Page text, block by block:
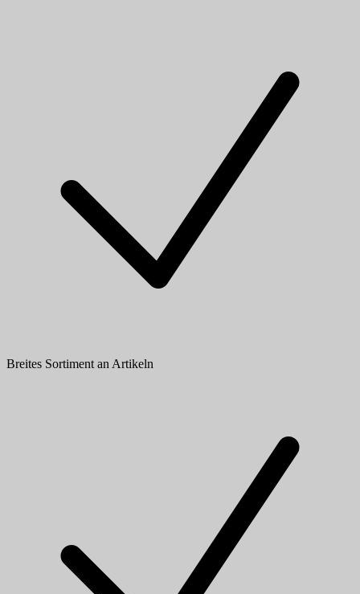
Breites Sortiment an Artikeln